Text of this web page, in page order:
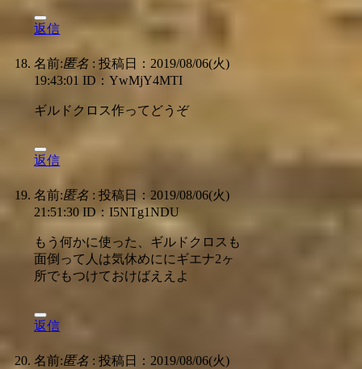
返信
名前:匿名 : 投稿日：2019/08/06(火)
19:43:01 ID：YwMjY4MTI
ギルドクロス作ってどうぞ
返信
名前:匿名 : 投稿日：2019/08/06(火)
21:51:30 ID：I5NTg1NDU
もう何かに使った、ギルドクロスも
面倒って人は気休めににギエナ2ヶ
所でもつけておけばええよ
返信
名前:匿名 : 投稿日：2019/08/06(火)